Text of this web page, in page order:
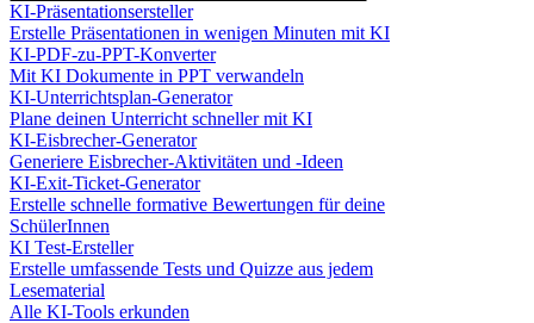
KI-Präsentationsersteller
Erstelle Präsentationen in wenigen Minuten mit KI
KI-PDF-zu-PPT-Konverter
Mit KI Dokumente in PPT verwandeln
KI-Unterrichtsplan-Generator
Plane deinen Unterricht schneller mit KI
KI-Eisbrecher-Generator
Generiere Eisbrecher-Aktivitäten und -Ideen
KI-Exit-Ticket-Generator
Erstelle schnelle formative Bewertungen für deine
SchülerInnen
KI Test-Ersteller
Erstelle umfassende Tests und Quizze aus jedem
Lesematerial
Alle KI-Tools erkunden